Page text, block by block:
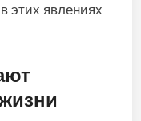
этих явлениях